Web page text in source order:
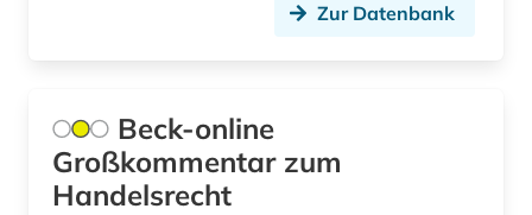
entscheidungssammlung (12)
Zur Datenbank
Beck-online
Großkommentar zum
Handelsrecht